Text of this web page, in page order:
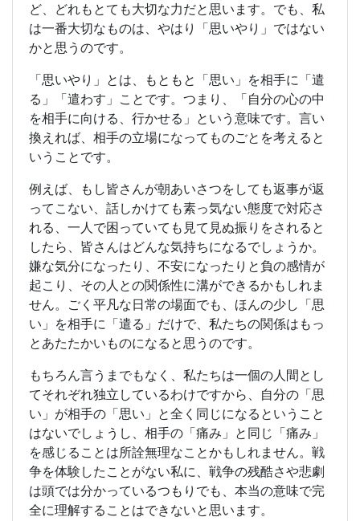
ど、どれもとても大切な力だと思います。でも、私
は一番大切なものは、やはり「思いやり」ではない
かと思うのです。
「思いやり」とは、もともと「思い」を相手に「遣
る」「遣わす」ことです。つまり、「自分の心の中
を相手に向ける、行かせる」という意味です。言い
換えれば、相手の立場になってものごとを考えると
いうことです。
例えば、もし皆さんが朝あいさつをしても返事が返
ってこない、話しかけても素っ気ない態度で対応さ
れる、一人で困っていても見て見ぬ振りをされると
したら、皆さんはどんな気持ちになるでしょうか。
嫌な気分になったり、不安になったりと負の感情が
起こり、その人との関係性に溝ができるかもしれま
せん。ごく平凡な日常の場面でも、ほんの少し「思
い」を相手に「遣る」だけで、私たちの関係はもっ
とあたたかいものになると思うのです。
もちろん言うまでもなく、私たちは一個の人間とし
てそれぞれ独立しているわけですから、自分の「思
い」が相手の「思い」と全く同じになるということ
はないでしょうし、相手の「痛み」と同じ「痛み」
を感じることは所詮無理なことかもしれません。戦
争を体験したことがない私に、戦争の残酷さや悲劇
は頭では分かっているつもりでも、本当の意味で完
全に理解することはできないと思います。